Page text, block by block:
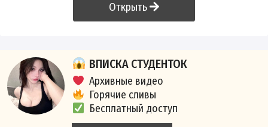
Открыть
ВПИСКА СТУДЕНТОК
Архивные видео
Горячие сливы
Бесплатный доступ